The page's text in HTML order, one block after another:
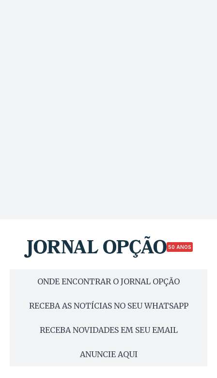
50 ANOS
ONDE ENCONTRAR O JORNAL OPÇÃO
RECEBA AS NOTÍCIAS NO SEU WHATSAPP
RECEBA NOVIDADES EM SEU EMAIL
ANUNCIE AQUI